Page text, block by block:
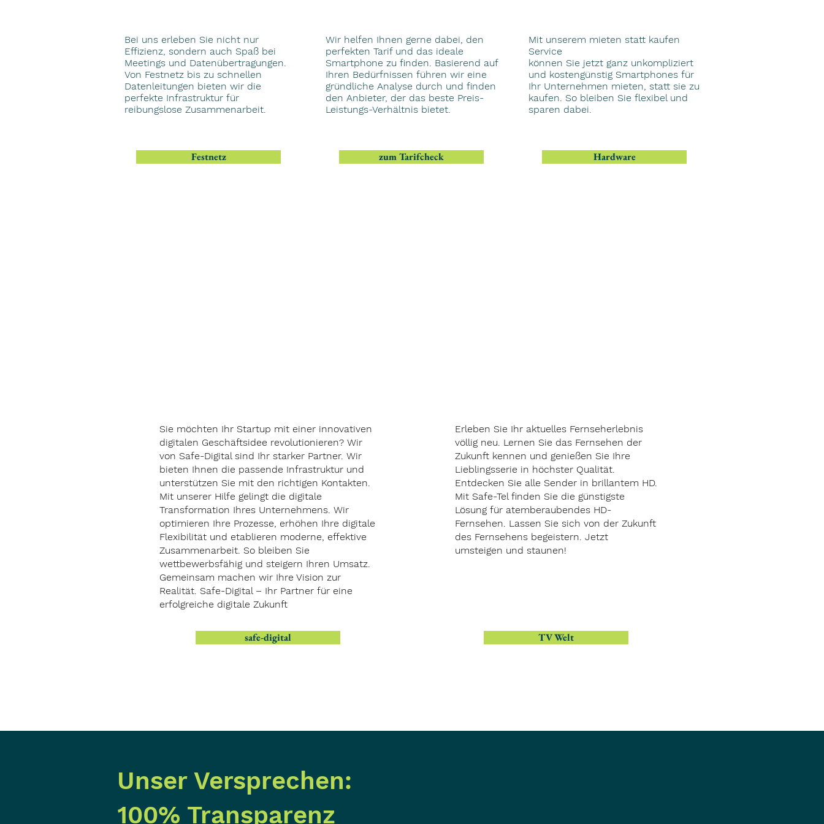
Bei uns erleben Sie nicht nur
Effizienz, sondern auch Spaß bei
Meetings und Datenübertragungen.
Von Festnetz bis zu schnellen
Datenleitungen bieten wir die
perfekte Infrastruktur für
reibungslose Zusammenarbeit.
Festnetz
Wir helfen Ihnen gerne dabei, den
perfekten Tarif und das ideale
Smartphone zu finden. Basierend auf
Ihren Bedürfnissen führen wir eine
gründliche Analyse durch und finden
den Anbieter, der das beste Preis-
Leistungs-Verhältnis bietet.
zum Tarifcheck
Mit unserem mieten statt kaufen
Service
können Sie jetzt ganz unkompliziert
und kostengünstig Smartphones für
Ihr Unternehmen mieten, statt sie zu
kaufen. So bleiben Sie flexibel und
sparen dabei.
Hardware
Sie möchten Ihr Startup mit einer innovativen
digitalen Geschäftsidee revolutionieren? Wir
von Safe-Digital sind Ihr starker Partner. Wir
bieten Ihnen die passende Infrastruktur und
unterstützen Sie mit den richtigen Kontakten.
Mit unserer Hilfe gelingt die digitale
Transformation Ihres Unternehmens. Wir
optimieren Ihre Prozesse, erhöhen Ihre digitale
Flexibilität und etablieren moderne, effektive
Zusammenarbeit. So bleiben Sie
wettbewerbsfähig und steigern Ihren Umsatz.
Gemeinsam machen wir Ihre Vision zur
Realität. Safe-Digital – Ihr Partner für eine
erfolgreiche digitale Zukunft
safe-digital
Erleben Sie Ihr aktuelles Fernseherlebnis
völlig neu. Lernen Sie das Fernsehen der
Zukunft kennen und genießen Sie Ihre
Lieblingsserie in höchster Qualität.
Entdecken Sie alle Sender in brillantem HD.
Mit Safe-Tel finden Sie die günstigste
Lösung für atemberaubendes HD-
Fernsehen. Lassen Sie sich von der Zukunft
des Fernsehens begeistern. Jetzt
umsteigen und staunen!
TV Welt
Unser Versprechen:
100% Transparenz